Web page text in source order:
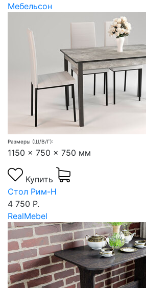
Мебельсон
Размеры (Ш/В/Г):
1150 x 750 x 750 мм
Купить
Стол Рим-Н
4 750 Р.
RealMebel